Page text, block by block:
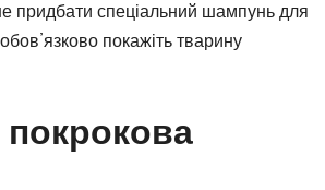
придбати спеціальний шампунь для
покажіть тварину